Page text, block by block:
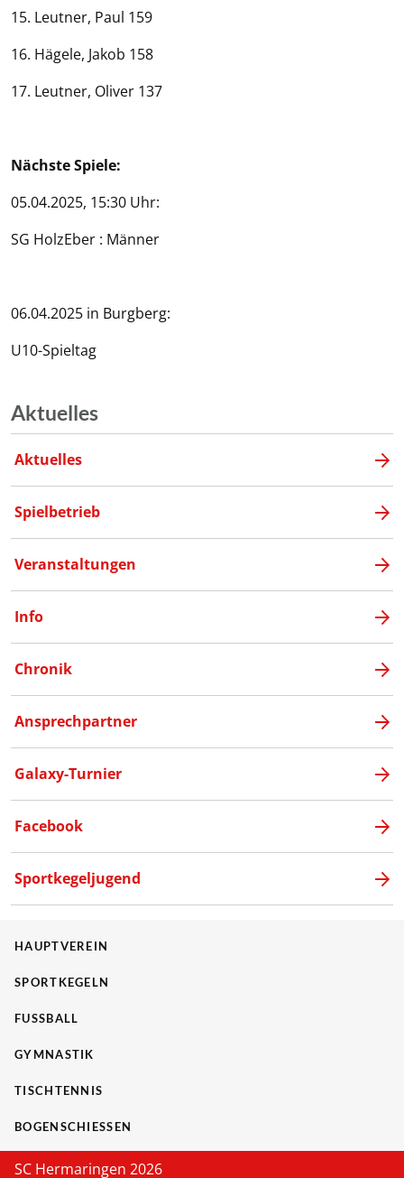
15. Leutner, Paul 159
16. Hägele, Jakob 158
17. Leutner, Oliver 137
Nächste Spiele:
05.04.2025, 15:30 Uhr:
SG HolzEber : Männer
06.04.2025 in Burgberg:
U10-Spieltag
Aktuelles
Aktuelles
Spielbetrieb
Veranstaltungen
Info
Chronik
Ansprechpartner
Galaxy-Turnier
Facebook
Sportkegeljugend
HAUPTVEREIN
SPORTKEGELN
FUSSBALL
GYMNASTIK
TISCHTENNIS
BOGENSCHIESSEN
SC Hermaringen 2026